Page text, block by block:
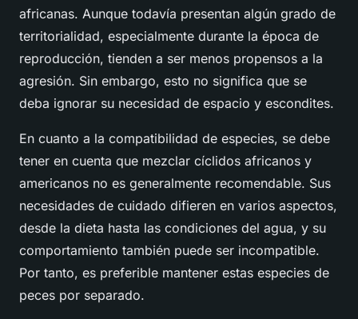
africanas. Aunque todavía presentan algún grado de
territorialidad, especialmente durante la época de
reproducción, tienden a ser menos propensos a la
agresión. Sin embargo, esto no significa que se
deba ignorar su necesidad de espacio y escondites.
En cuanto a la compatibilidad de especies, se debe
tener en cuenta que mezclar cíclidos africanos y
americanos no es generalmente recomendable. Sus
necesidades de cuidado difieren en varios aspectos,
desde la dieta hasta las condiciones del agua, y su
comportamiento también puede ser incompatible.
Por tanto, es preferible mantener estas especies de
peces por separado.